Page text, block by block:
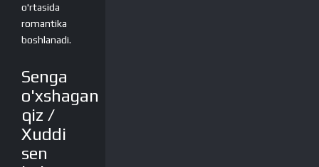
o'rtasida
romantika
boshlanadi.
Senga
o'xshagan
qiz /
Xuddi
sen